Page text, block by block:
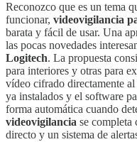
Reconozco que es un tema
funcionar, videovigilancia
barata y fácil de usar. Una
las pocas novedades
Logitech. La propuesta
para interiores y otras para
vídeo cifrado directamente
ya instalados y el software
forma automática cuando
videovigilancia se completa
directo y un sistema de